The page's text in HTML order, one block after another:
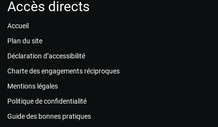
Accès directs
Accueil
Plan du site
Déclaration d’accessibilité
Charte des engagements réciproques
Mentions légales
Politique de confidentialité
Guide des bonnes pratiques